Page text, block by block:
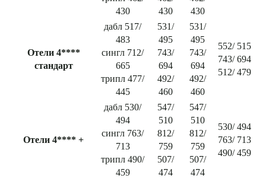
430
430
430
Отели 4****
стандарт
дабл 517/
483
сингл 712/
665
трипл 477/
445
531/
495
743/
694
492/
460
531/
495
743/
694
492/
460
552/ 515
743/ 694
512/ 479
Отели 4**** +
дабл 530/
494
сингл 763/
713
трипл 490/
459
547/
510
812/
759
507/
474
547/
510
812/
759
507/
474
530/ 494
763/ 713
490/ 459